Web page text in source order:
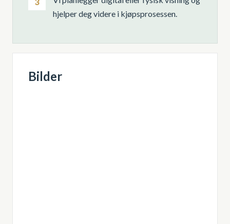
hjelper deg videre i kjøpsprosessen.
Bilder